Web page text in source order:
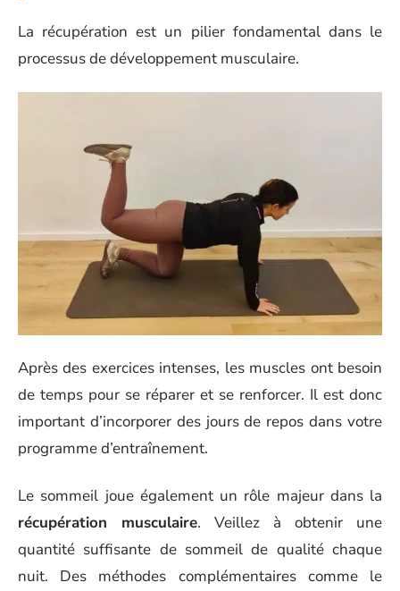
La récupération est un pilier fondamental dans le
processus de développement musculaire.
Après des exercices intenses, les muscles ont besoin
de temps pour se réparer et se renforcer. Il est donc
important d’incorporer des jours de repos dans votre
programme d’entraînement.
Le sommeil joue également un rôle majeur dans la
récupération musculaire. Veillez à obtenir une
quantité suffisante de sommeil de qualité chaque
nuit. Des méthodes complémentaires comme le